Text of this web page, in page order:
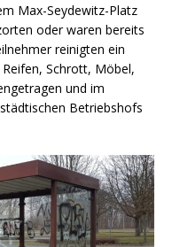
Max-Seydewitz-Platz
oder waren bereits
reinigten ein
Schrott, Möbel,
und im
Betriebshofs